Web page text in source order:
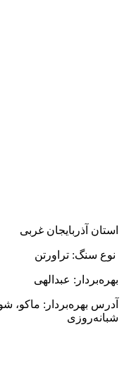
استان آذربایجان غربی
نوع سنگ: تراورتن
بهرهبردار: عبدالهی
آدرس بهرهبردار: ماكو،
شبانهروزی